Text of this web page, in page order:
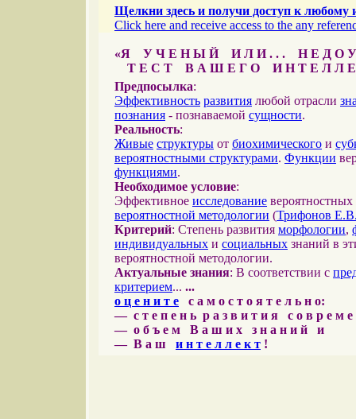
Щелкни здесь и получи доступ к любому
Click here and receive access to the any
«Я У Ч Е Н Ы Й И Л И . . . Н Е Д О У
Т Е С Т В А Ш Е Г О И Н Т Е Л Л Е
Предпосылка:
Эффективность развития любой отрасли
познания - познаваемой сущности.
Реальность:
Живые структуры от биохимического и
вероятностными структурами. Функции
функциями.
Необходимое условие:
Эффективное исследование
вероятностной методологии (Трифонов
Критерий: Степень развития морфологии,
индивидуальных и социальных знаний в
вероятностной методологии.
Актуальные знания: В соответствии с
критерием... ...
о ц е н и т е с а м о с т о я т е л ь н о:
— с т е п е н ь р а з в и т и я с о в р е м
— о б ъ е м В а ш и х з н а н и й и
— В а ш и н т е л л е к т !